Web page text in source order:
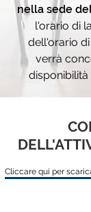
nella sede
l'orario di
dell'orario
verrà
disponibilità
Cliccare qui per